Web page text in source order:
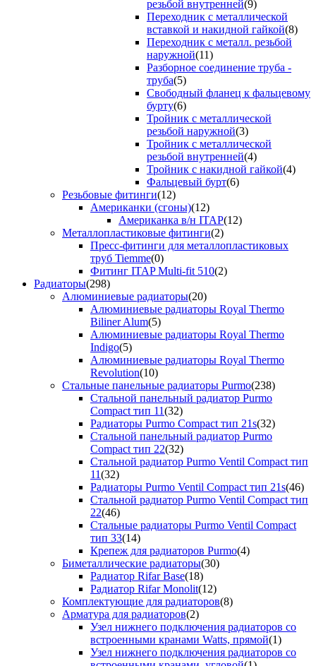
резьбой внутренней(9)
Переходник с металлической
вставкой и накидной гайкой(8)
Переходник с металл. резьбой
наружной(11)
Разборное соединение труба -
труба(5)
Свободный фланец к фальцевому
бурту(6)
Тройник с металлической
резьбой наружной(3)
Тройник с металлической
резьбой внутренней(4)
Тройник с накидной гайкой(4)
Фальцевый бурт(6)
Резьбовые фитинги(12)
Американки (сгоны)(12)
Американка в/н ITAP(12)
Металлопластиковые фитинги(2)
Пресс-фитинги для металлопластиковых
труб Tiemme(0)
Фитинг ITAP Multi-fit 510(2)
Радиаторы(298)
Алюминиевые радиаторы(20)
Алюминиевые радиаторы Royal Thermo
Biliner Alum(5)
Алюминиевые радиаторы Royal Thermo
Indigo(5)
Алюминиевые радиаторы Royal Thermo
Revolution(10)
Стальные панельные радиаторы Purmo(238)
Стальной панельный радиатор Purmo
Compact тип 11(32)
Радиаторы Purmo Compact тип 21s(32)
Стальной панельный радиатор Purmo
Compact тип 22(32)
Стальной радиатор Purmo Ventil Compact тип
11(32)
Радиаторы Purmo Ventil Compact тип 21s(46)
Стальной радиатор Purmo Ventil Compact тип
22(46)
Стальные радиаторы Purmo Ventil Compact
тип 33(14)
Крепеж для радиаторов Purmo(4)
Биметаллические радиаторы(30)
Радиатор Rifar Base(18)
Радиатор Rifar Monolit(12)
Комплектующие для радиаторов(8)
Арматура для радиаторов(2)
Узел нижнего подключения радиаторов со
встроенными кранами Watts, прямой(1)
Узел нижнего подключения радиаторов со